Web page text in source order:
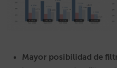
Mayor posibilidad de